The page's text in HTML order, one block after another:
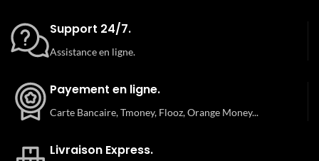
Support 24/7.
Assistance en ligne.
Payement en ligne.
Carte Bancaire, Tmoney, Flooz, Orange Money...
Livraison Express.